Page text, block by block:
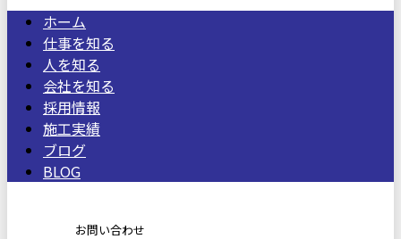
ホーム
仕事を知る
人を知る
会社を知る
採用情報
施工実績
ブログ
BLOG
お問い合わせ